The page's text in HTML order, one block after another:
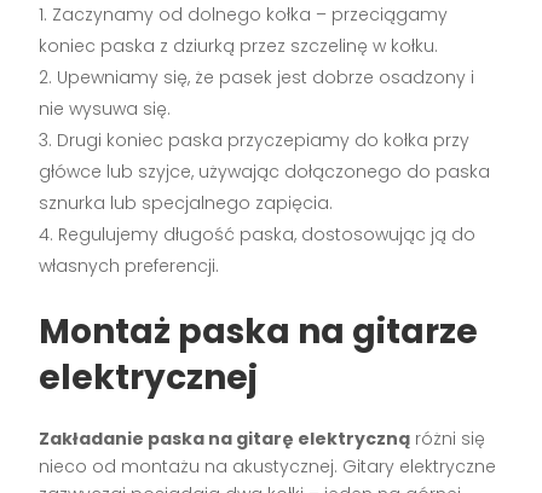
Zaczynamy od dolnego kołka – przeciągamy
koniec paska z dziurką przez szczelinę w kołku.
Upewniamy się, że pasek jest dobrze osadzony i
nie wysuwa się.
Drugi koniec paska przyczepiamy do kołka przy
główce lub szyjce, używając dołączonego do paska
sznurka lub specjalnego zapięcia.
Regulujemy długość paska, dostosowując ją do
własnych preferencji.
Montaż paska na gitarze
elektrycznej
Zakładanie paska na gitarę elektryczną różni się
nieco od montażu na akustycznej. Gitary elektryczne